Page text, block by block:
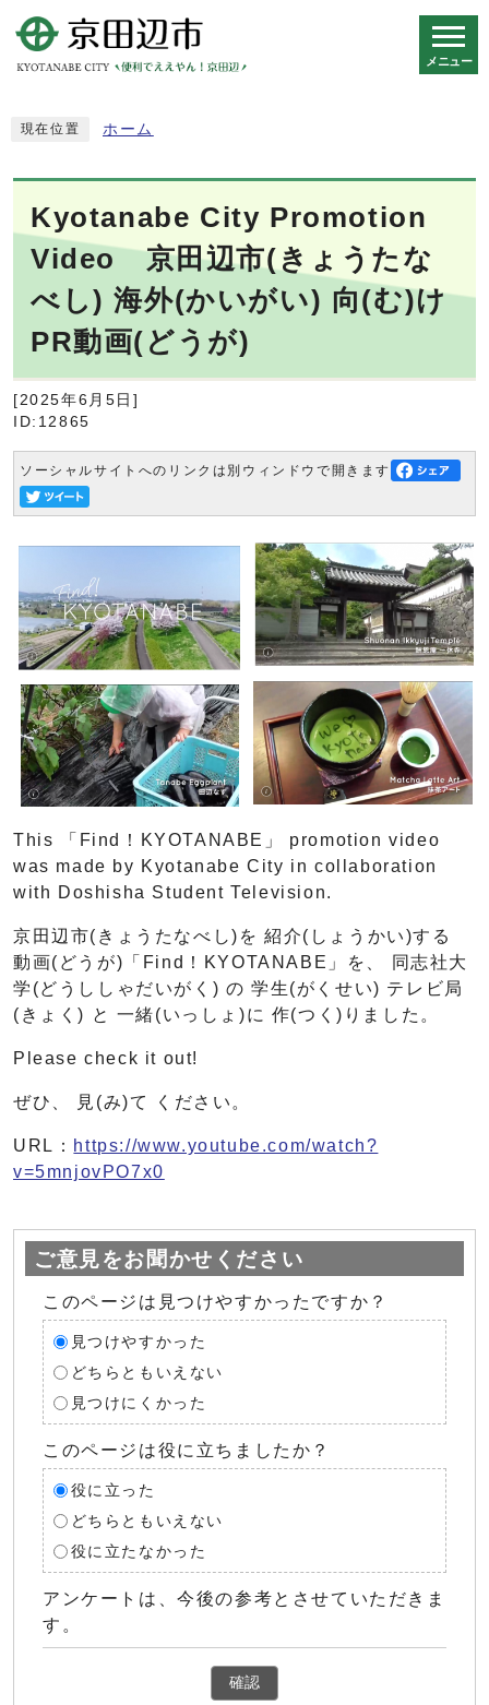
メニュー
現在位置 ホーム
Kyotanabe City Promotion
Video 京田辺市(きょうたな
べし) 海外(かいがい) 向(む)け
PR動画(どうが)
[2025年6月5日]
ID:12865
ソーシャルサイトへのリンクは別ウィンドウで開きます
This 「Find！KYOTANABE」 promotion video
was made by Kyotanabe City in collaboration
with Doshisha Student Television.
京田辺市(きょうたなべし)を 紹介(しょうかい)する
動画(どうが)「Find！KYOTANABE」を、 同志社大
学(どうししゃだいがく) の 学生(がくせい) テレビ局
(きょく) と 一緒(いっしょ)に 作(つく)りました。
Please check it out!
ぜひ、 見(み)て ください。
URL： https://www.youtube.com/watch?
v=5mnjovPO7x0
ご意見をお聞かせください
このページは見つけやすかったですか？
見つけやすかった
どちらともいえない
見つけにくかった
このページは役に立ちましたか？
役に立った
どちらともいえない
役に立たなかった
アンケートは、今後の参考とさせていただきま
す。
確認